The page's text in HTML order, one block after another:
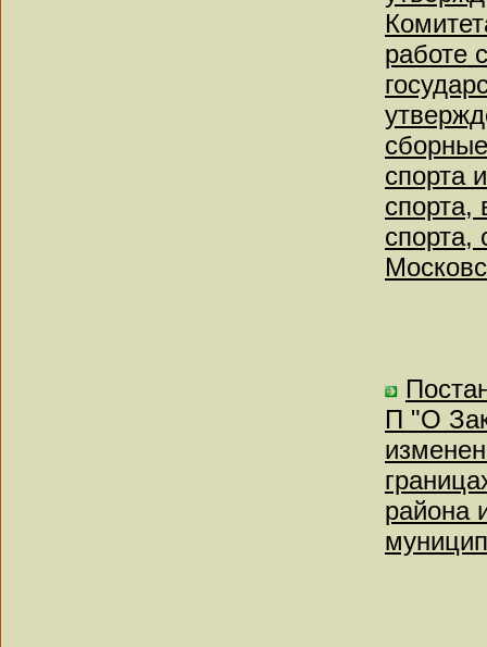
работе
спорта
спорта,
спорта,
П "О
района